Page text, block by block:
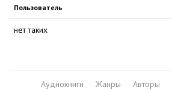
Пользователь
нет таких
Аудиокниги Жанры Авторы